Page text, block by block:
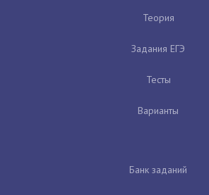
Теория
Задания ЕГЭ
Тесты
Варианты
Банк заданий